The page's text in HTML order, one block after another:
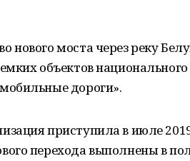
нового моста через реку
объектов
дороги».
приступила в июле
перехода выполнены в